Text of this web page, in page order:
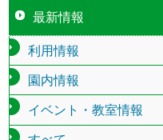
最新情報
利用情報
園内情報
イベント・教室情報